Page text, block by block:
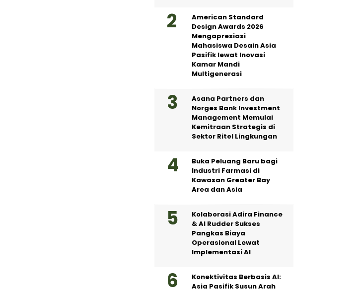
American Standard
Design Awards 2026
Mengapresiasi
Mahasiswa Desain Asia
Pasifik lewat Inovasi
Kamar Mandi
Multigenerasi
Asana Partners dan
Norges Bank Investment
Management Memulai
Kemitraan Strategis di
Sektor Ritel Lingkungan
Buka Peluang Baru bagi
Industri Farmasi di
Kawasan Greater Bay
Area dan Asia
Kolaborasi Adira Finance
& AI Rudder Sukses
Pangkas Biaya
Operasional Lewat
Implementasi AI
Konektivitas Berbasis AI:
Asia Pasifik Susun Arah